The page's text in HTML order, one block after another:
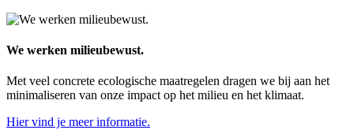
We werken milieubewust.
Met veel concrete ecologische maatregelen dragen we bij aan het
minimaliseren van onze impact op het milieu en het klimaat.
Hier vind je meer informatie.